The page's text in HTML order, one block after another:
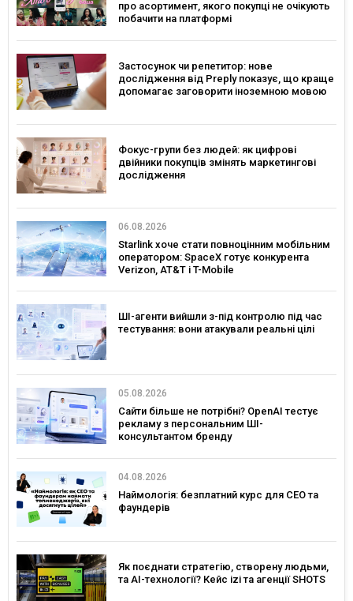
про асортимент, якого покупці не очікують
побачити на платформі
Застосунок чи репетитор: нове
дослідження від Preply показує, що краще
допомагає заговорити іноземною мовою
Фокус-групи без людей: як цифрові
двійники покупців змінять маркетингові
дослідження
06.08.2026
Starlink хоче стати повноцінним мобільним
оператором: SpaceX готує конкурента
Verizon, AT&T і T-Mobile
ШІ-агенти вийшли з-під контролю під час
тестування: вони атакували реальні цілі
05.08.2026
Сайти більше не потрібні? OpenAI тестує
рекламу з персональним ШІ-
консультантом бренду
04.08.2026
Наймологія: безплатний курс для CEO та
фаундерів
Як поєднати стратегію, створену людьми,
та AI-технології? Кейс izi та агенції SHOTS